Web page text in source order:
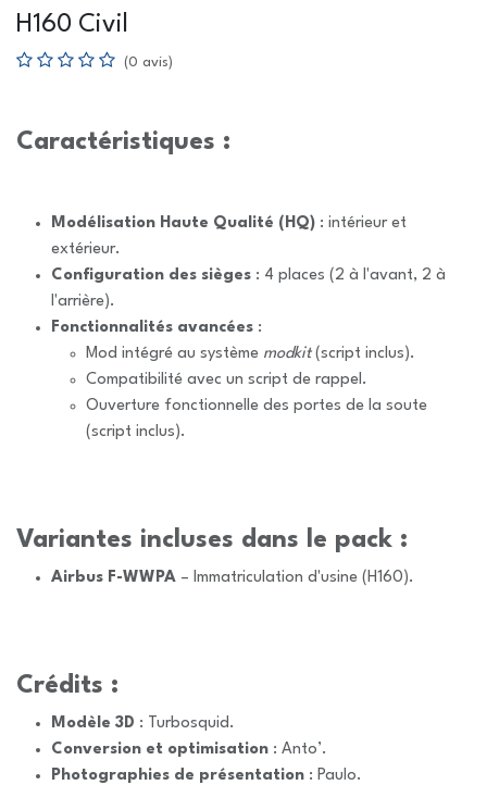
H160 Civil
(0 avis)
Caractéristiques :
Modélisation Haute Qualité (HQ) : intérieur et
extérieur.
Configuration des sièges : 4 places (2 à l'avant, 2 à
l'arrière).
Fonctionnalités avancées :
Mod intégré au système modkit(script inclus).
Compatibilité avec un script de rappel.
Ouverture fonctionnelle des portes de la soute
(script inclus).
Variantes incluses dans le pack :
Airbus F-WWPA – Immatriculation d'usine (H160).
Crédits :
Modèle 3D : Turbosquid.
Conversion et optimisation : Anto’.
Photographies de présentation : Paulo.